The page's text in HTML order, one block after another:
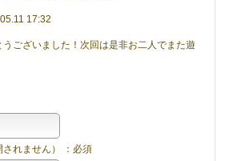
17:32
ございました！次回は是非お二人でまた遊
されません） ：必須